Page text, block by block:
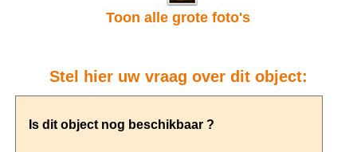
Toon alle grote foto's
Stel hier uw vraag over dit object: